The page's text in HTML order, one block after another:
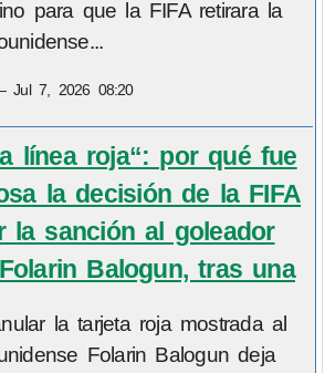
para que la FIFA retirara la
Jul 7, 2026 08:20
línea roja“: por qué fue
la decisión de la FIFA
la sanción al goleador
Balogun, tras una
la tarjeta roja mostrada al
Folarin Balogun deja